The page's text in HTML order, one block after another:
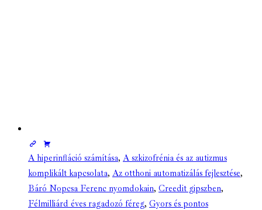
A hiperinfláció számítása, A szkizofrénia és az autizmus
komplikált kapcsolata, Az otthoni automatizálás fejlesztése,
Báró Nopcsa Ferenc nyomdokain, Creedit gipszben,
Félmilliárd éves ragadozó féreg, Gyors és pontos